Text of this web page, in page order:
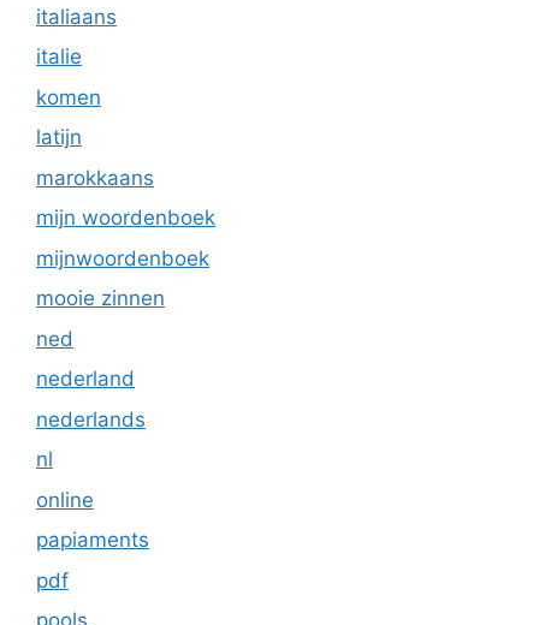
italiaans
italie
komen
latijn
marokkaans
mijn woordenboek
mijnwoordenboek
mooie zinnen
ned
nederland
nederlands
nl
online
papiaments
pdf
pools